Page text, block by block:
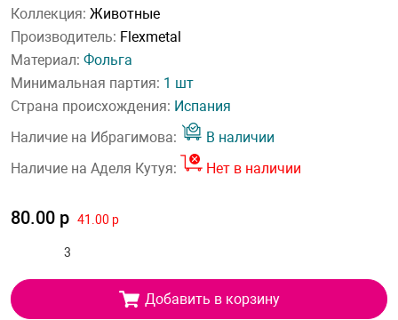
Коллекция: Животные
Производитель: Flexmetal
Материал: Фольга
Минимальная партия: 1 шт
Страна происхождения: Испания
Наличие на Ибрагимова:
В наличии
Наличие на Аделя Кутуя:
Нет в наличии
80.00 р 41.00 р
Добавить в корзину